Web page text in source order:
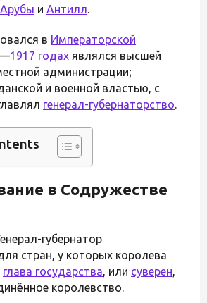
Арубы и Антилл.
в Императорской
1917 годах являлся высшей
администрации;
и военной властью, с
генерал-губернаторство.
в Содружестве
губернатор
стран, у которых королева
глава государства, или суверен,
королевство.